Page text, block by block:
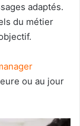
adaptés.
du métier
ou au jour